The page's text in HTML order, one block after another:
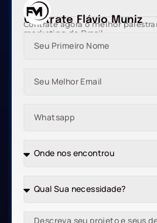
Contrate Flávio Muniz
Contrate agora o melhor
marketing do Brasil